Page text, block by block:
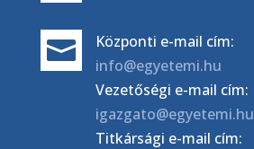

Központi e-mail cím:
info@egyetemi.hu
Vezetőségi e-mail cím:
igazgato@egyetemi.hu
Titkársági e-mail cím: